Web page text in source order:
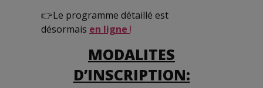
👉Le programme détaillé est
désormais en ligne !
MODALITES
D’INSCRIPTION: